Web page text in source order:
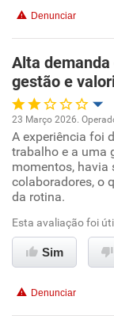
Recomenda
Denunciar
Alta
gestão e
Oportunidade de
Ambiente de
Conciliação com
Benefícios
Não
23 Março 2026.
A experiência foi
trabalho e a uma
momentos, havia
colaboradores, o
da rotina.
Esta avaliação foi
Sim
Denunciar